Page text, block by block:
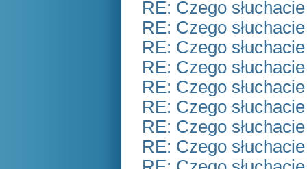
RE: Czego
RE: Czego
RE: Czego
RE: Czego
RE: Czego
RE: Czego
RE: Czego
RE: Czego